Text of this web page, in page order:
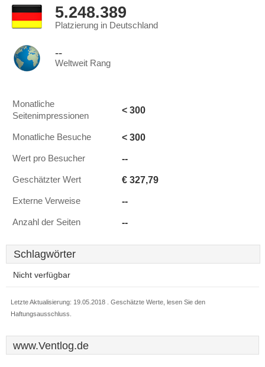
5.248.389
Platzierung in Deutschland
--
Weltweit Rang
Monatliche
Seitenimpressionen
< 300
Monatliche Besuche < 300
Wert pro Besucher --
Geschätzter Wert € 327,79
Externe Verweise --
Anzahl der Seiten --
Schlagwörter
Nicht verfügbar
Letzte Aktualisierung: 19.05.2018 . Geschätzte Werte, lesen Sie den
Haftungsausschluss.
www.Ventlog.de